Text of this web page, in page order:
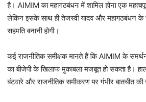
है। AIMIM का महागठबंधन में शामिल होना एक
लेकिन इसके साथ ही तेजस्वी यादव और महागठबंधन के
सहमति बनानी होगी।
कई राजनीतिक समीक्षक मानते हैं कि AIMIM के
का बीजेपी के खिलाफ मुकाबला मजबूत हो सकता है।
बंटवारे और राजनीतिक समीकरण पर गंभीर बातचीत की